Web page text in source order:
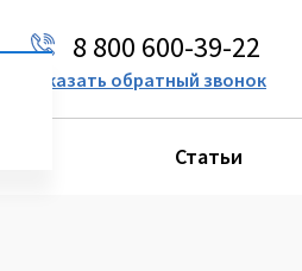
8 800 600-39-22
Заказать обратный звонок
Статьи